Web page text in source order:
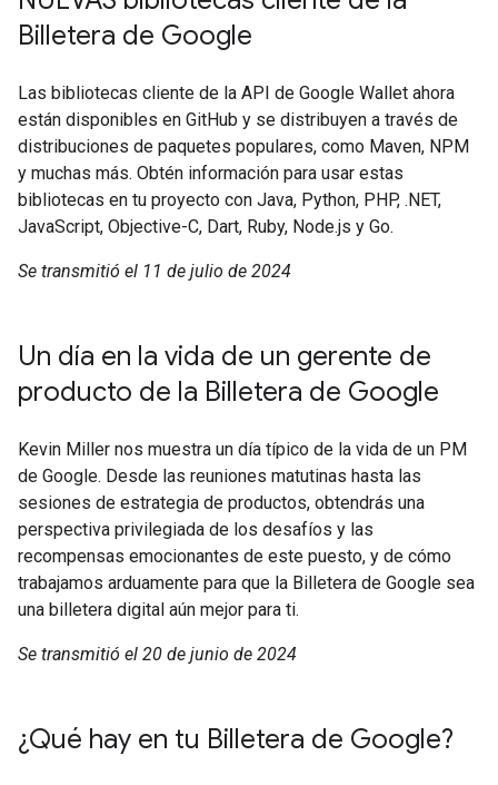
Billetera de Google
Las bibliotecas cliente de la API de Google Wallet ahora
están disponibles en GitHub y se distribuyen a través de
distribuciones de paquetes populares, como Maven, NPM
y muchas más. Obtén información para usar estas
bibliotecas en tu proyecto con Java, Python, PHP, .NET,
JavaScript, Objective-C, Dart, Ruby, Node.js y Go.
Se transmitió el 11 de julio de 2024
Un día en la vida de un gerente de
producto de la Billetera de Google
Kevin Miller nos muestra un día típico de la vida de un PM
de Google. Desde las reuniones matutinas hasta las
sesiones de estrategia de productos, obtendrás una
perspectiva privilegiada de los desafíos y las
recompensas emocionantes de este puesto, y de cómo
trabajamos arduamente para que la Billetera de Google sea
una billetera digital aún mejor para ti.
Se transmitió el 20 de junio de 2024
¿Qué hay en tu Billetera de Google?